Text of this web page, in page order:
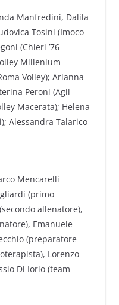
Manfredini, Dalila
Tosini (Imoco
(Chieri ’76
Millenium
Volley); Arianna
Peroni (Agil
Macerata); Helena
Alessandra Talarico
Mencarelli
(primo
allenatore),
Emanuele
(preparatore
Lorenzo
Di Iorio (team